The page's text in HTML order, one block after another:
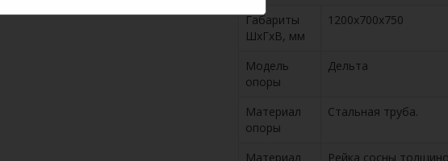
Габариты
ШхГхВ, мм
1200x700x750
Модель
опоры
Дельта
Материал
опоры
Стальная труба.
Материал
Рейка сосны